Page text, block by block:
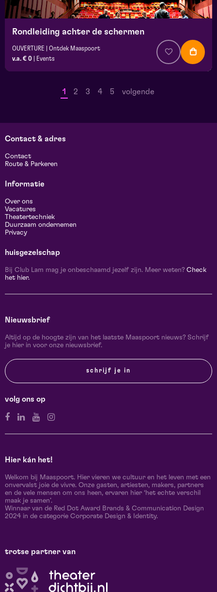
Rondleiding achter de schermen
OUVERTURE | Ontdek Maaspoort
v.a. € 0
Events
1 2 3 4 5 volgende
Contact & adres
Contact
Route & Parkeren
Informatie
Over ons
Vacatures
Theatertechniek
Duurzaam ondernemen
Privacy
huisgezelschap
Bij Club Lam mag je onbeschaamd jezelf zijn. Meer weten? Check
het hier.
Nieuwsbrief
Altijd op de hoogte zijn van het laatste Maaspoort nieuws? Schrijf
je hier in voor onze nieuwsbrief.
schrijf je in
volg ons op
Hier kán het!
Welkom bij Maaspoort. Hier vieren we cultuur en het leven met een
onvervalst joie de vivre. Onze gasten, artiesten, makers, partners
en de vele mensen om ons heen, ervaren hier ‘het echte verschil
maak je samen’.
Winnaar van de Red Dot Award Brands & Communication Design
2024 in de categorie Corporate Design & Identity.
trotse partner van